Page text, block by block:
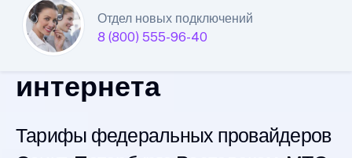
Отдел новых подключений
8 (800) 555-96-40
Единой Системы
Подключений
интернета
Тарифы федеральных провайдеров